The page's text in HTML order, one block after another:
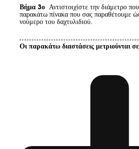
Βήμα 3ο Αντιστοιχίστε την διάμετρο
παρακάτω πίνακα που σας παραθέτουμε
νούμερο του δαχτυλιδιού.
Οι παρακάτω διαστάσεις μετριούνται